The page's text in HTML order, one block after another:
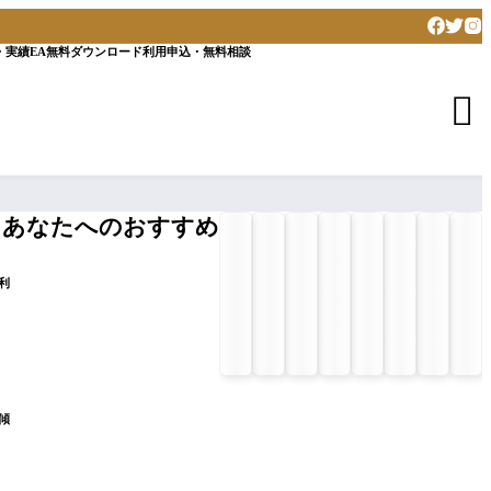
実績EA無料ダウンロード利用申込・無料相談

あなたへのおすすめ